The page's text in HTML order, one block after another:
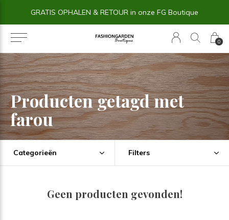
0
GRATIS OPHALEN & RETOUR in onze FG Boutique
Producten getagd met
farou
Categorieën Filters
Geen producten gevonden!